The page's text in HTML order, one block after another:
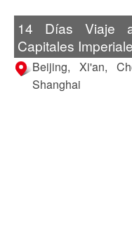
14 Días Viaje
Capitales
Beijing, Xi'an,
Shanghai